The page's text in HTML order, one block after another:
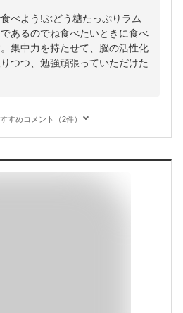
べよう!ぶどう糖たっぷりラム
あるのでね食べたいときに食べ
集中力を持たせて、脳の活性化
つつ、勉強頑張っていただけた
すめコメント（2件）